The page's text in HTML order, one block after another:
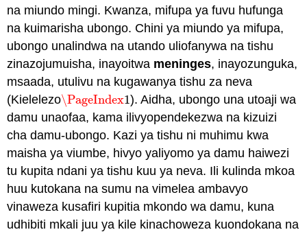
na miundo mingi. Kwanza, mifupa ya fuvu hufunga
na kuimarisha ubongo. Chini ya miundo ya mifupa,
ubongo unalindwa na utando uliofanywa na tishu
zinazojumuisha, inayoitwa meninges, inayozunguka,
msaada, utulivu na kugawanya tishu za neva
(Kielelezo\PageIndex1
\PageIndex1). Aidha, ubongo una utoaji wa
damu unaofaa, kama ilivyopendekezwa na kizuizi
cha damu-ubongo. Kazi ya tishu ni muhimu kwa
maisha ya viumbe, hivyo yaliyomo ya damu haiwezi
tu kupita ndani ya tishu kuu ya neva. Ili kulinda mkoa
huu kutokana na sumu na vimelea ambavyo
vinaweza kusafiri kupitia mkondo wa damu, kuna
udhibiti mkali juu ya kile kinachoweza kuondokana na